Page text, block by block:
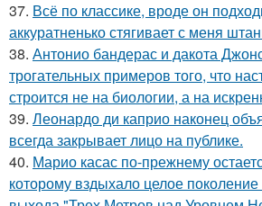
37. Всё по классике, вроде он
аккуратненько стягивает с меня
38. Антонио бандерас и дакота
трогательных примеров того, что
строится не на биологии, а на
39. Леонардо ди каприо наконец
всегда закрывает лицо на публике.
40. Марио касас по-прежнему
которому вздыхало целое